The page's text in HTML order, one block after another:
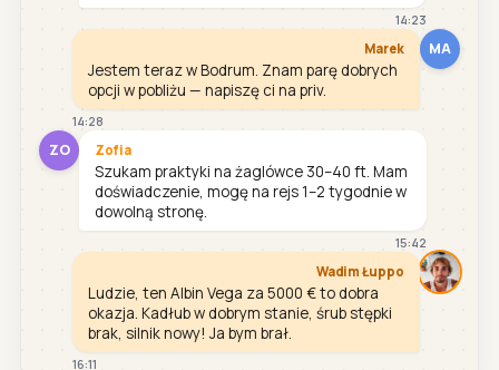
14:23
MA
Marek
Jestem teraz w Bodrum. Znam parę dobrych
opcji w pobliżu — napiszę ci na priv.
14:28
ZO Zofia
Szukam praktyki na żaglówce 30–40 ft. Mam
doświadczenie, mogę na rejs 1–2 tygodnie w
dowolną stronę.
15:42
Wadim Łuppo
Ludzie, ten Albin Vega za 5000 € to dobra
okazja. Kadłub w dobrym stanie, śrub stępki
brak, silnik nowy! Ja bym brał.
16:11